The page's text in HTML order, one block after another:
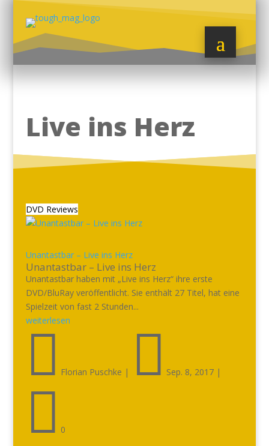
Live ins Herz
DVD Reviews
Unantastbar – Live ins Herz
Unantastbar – Live ins Herz
Unantastbar haben mit „Live ins Herz“ ihre erste
DVD/BluRay veröffentlicht. Sie enthält 27 Titel, hat eine
Spielzeit von fast 2 Stunden...
weiterlesen
 Florian Puschke |  Sep. 8, 2017|
 0